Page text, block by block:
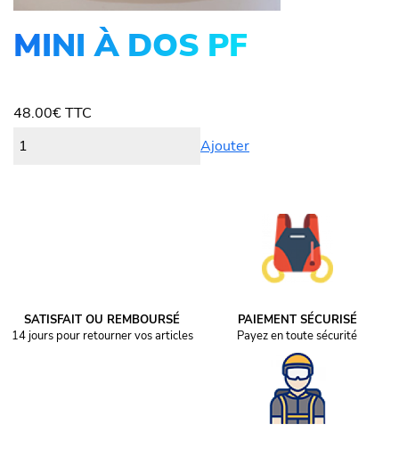
MINI À DOS PF
48.00€TTC
Ajouter
SATISFAIT OU REMBOURSÉ
14 jours pour retourner vos articles
PAIEMENT SÉCURISÉ
Payez en toute sécurité